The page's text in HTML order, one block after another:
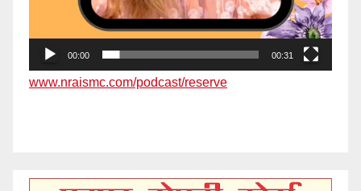
00:00 00:31
www.nraismc.com/podcast/reserve